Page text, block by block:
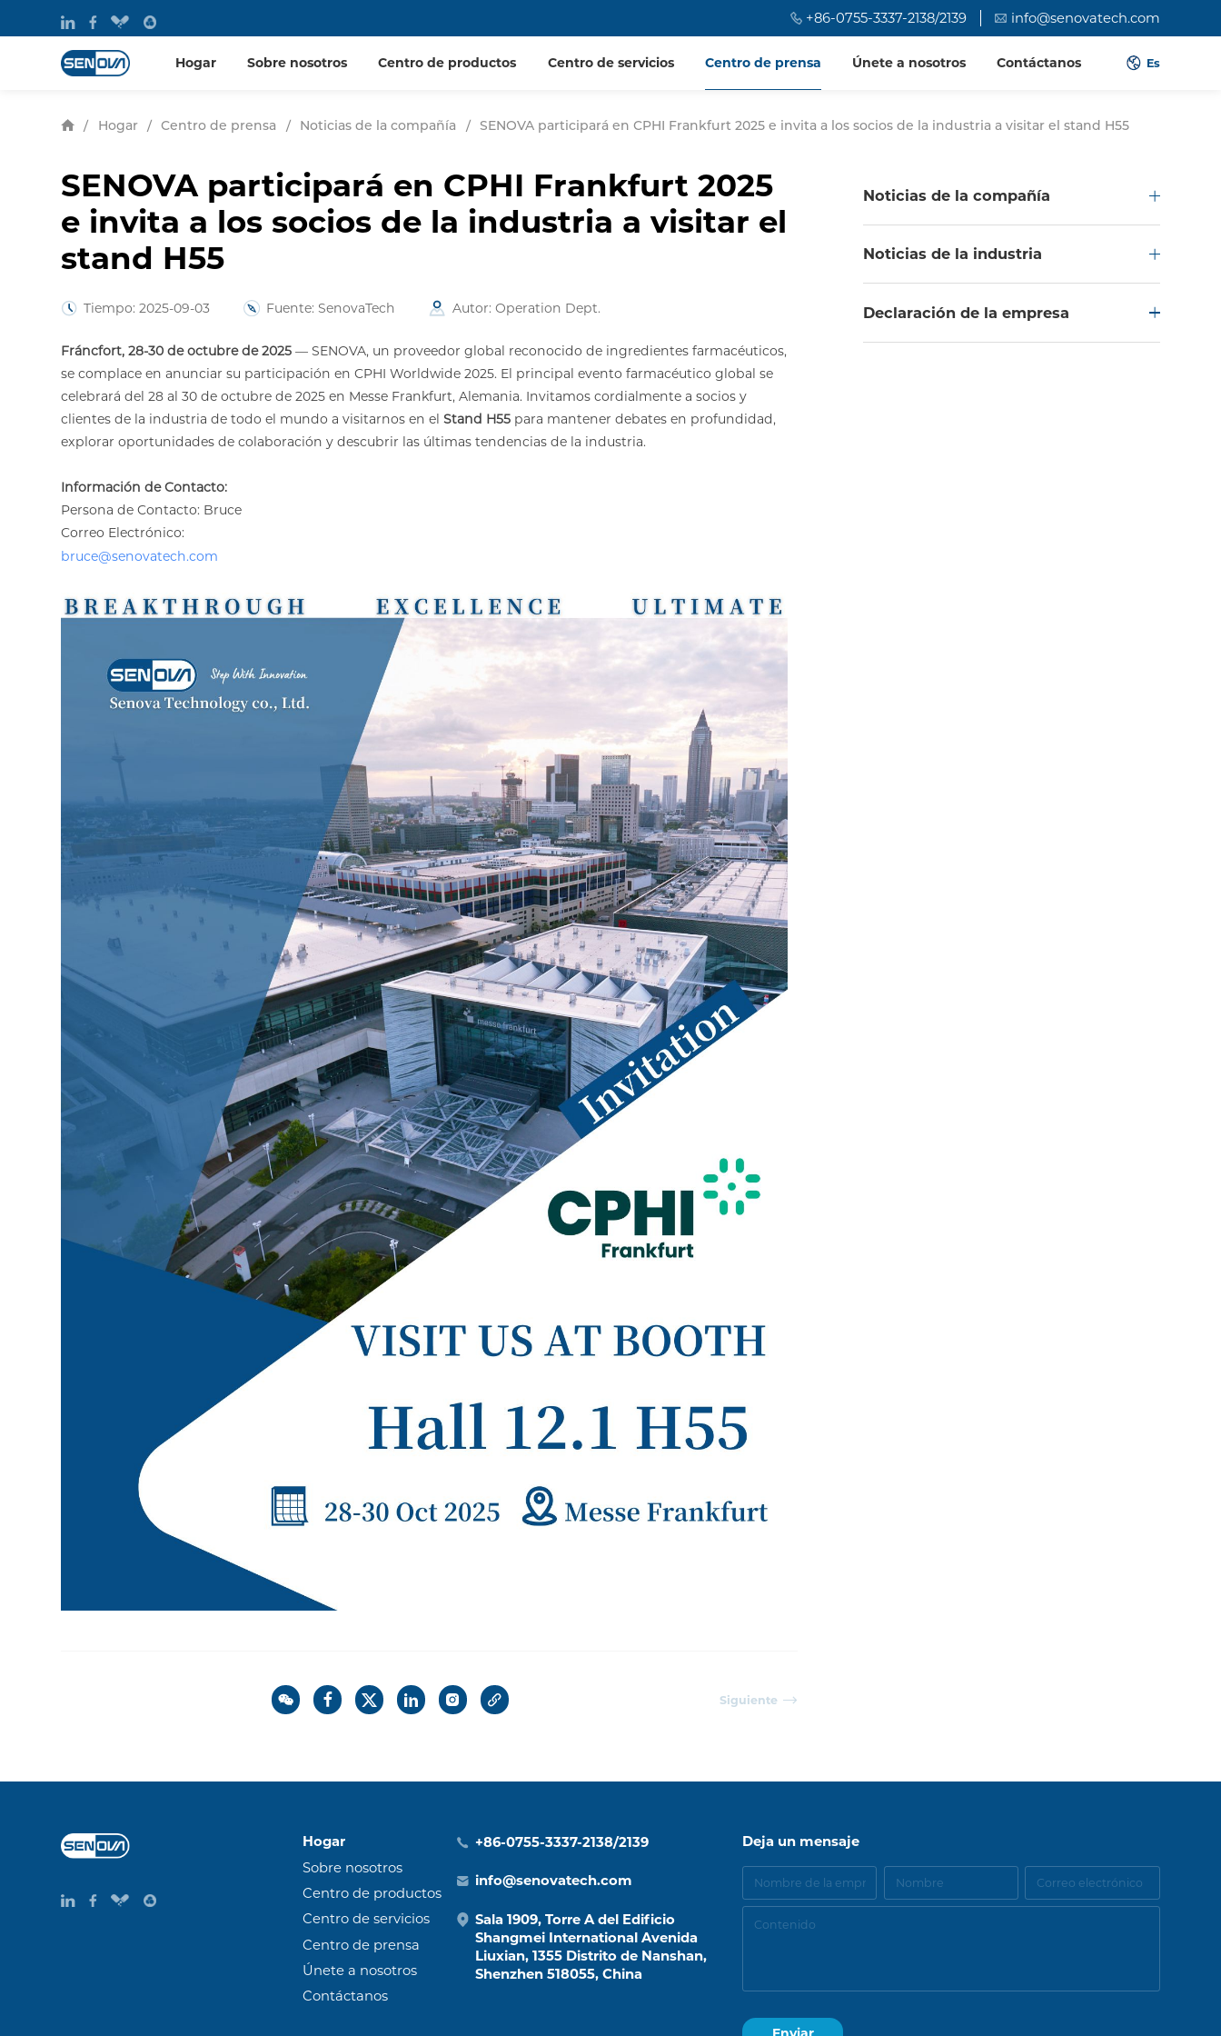
+86-0755-3337-2138/2139 info@senovatech.com
Hogar Sobre nosotros Centro de productos Centro de servicios Centro de prensa Únete a nosotros Contáctanos Es
/ Hogar / Centro de prensa / Noticias de la compañía / SENOVA participará en CPHI Frankfurt 2025 e invita a los socios de la industria a visitar el stand H55
SENOVA participará en CPHI Frankfurt 2025
e invita a los socios de la industria a visitar el
stand H55
Tiempo: 2025-09-03 Fuente: SenovaTech Autor: Operation Dept.
Fráncfort, 28-30 de octubre de 2025 — SENOVA, un proveedor global reconocido de ingredientes farmacéuticos,
se complace en anunciar su participación en CPHI Worldwide 2025. El principal evento farmacéutico global se
celebrará del 28 al 30 de octubre de 2025 en Messe Frankfurt, Alemania. Invitamos cordialmente a socios y
clientes de la industria de todo el mundo a visitarnos en elStand H55 para mantener debates en profundidad,
explorar oportunidades de colaboración y descubrir las últimas tendencias de la industria.
Información de Contacto:
Persona de Contacto: Bruce
Correo Electrónico:
bruce@senovatech.com
Siguiente
Noticias de la compañía
Noticias de la industria
Declaración de la empresa
Hogar
Sobre nosotros
Centro de productos
Centro de servicios
Centro de prensa
Únete a nosotros
Contáctanos
+86-0755-3337-2138/2139
info@senovatech.com
Sala 1909, Torre A del Edificio
Shangmei International Avenida
Liuxian, 1355 Distrito de Nanshan,
Shenzhen 518055, China
Deja un mensaje